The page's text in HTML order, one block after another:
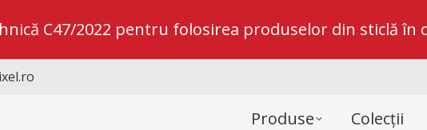
Produse Colecții
C47/2022 pentru folosirea produselor din sticlă în